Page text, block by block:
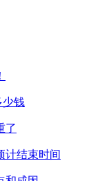
少钱
了
计结束时间